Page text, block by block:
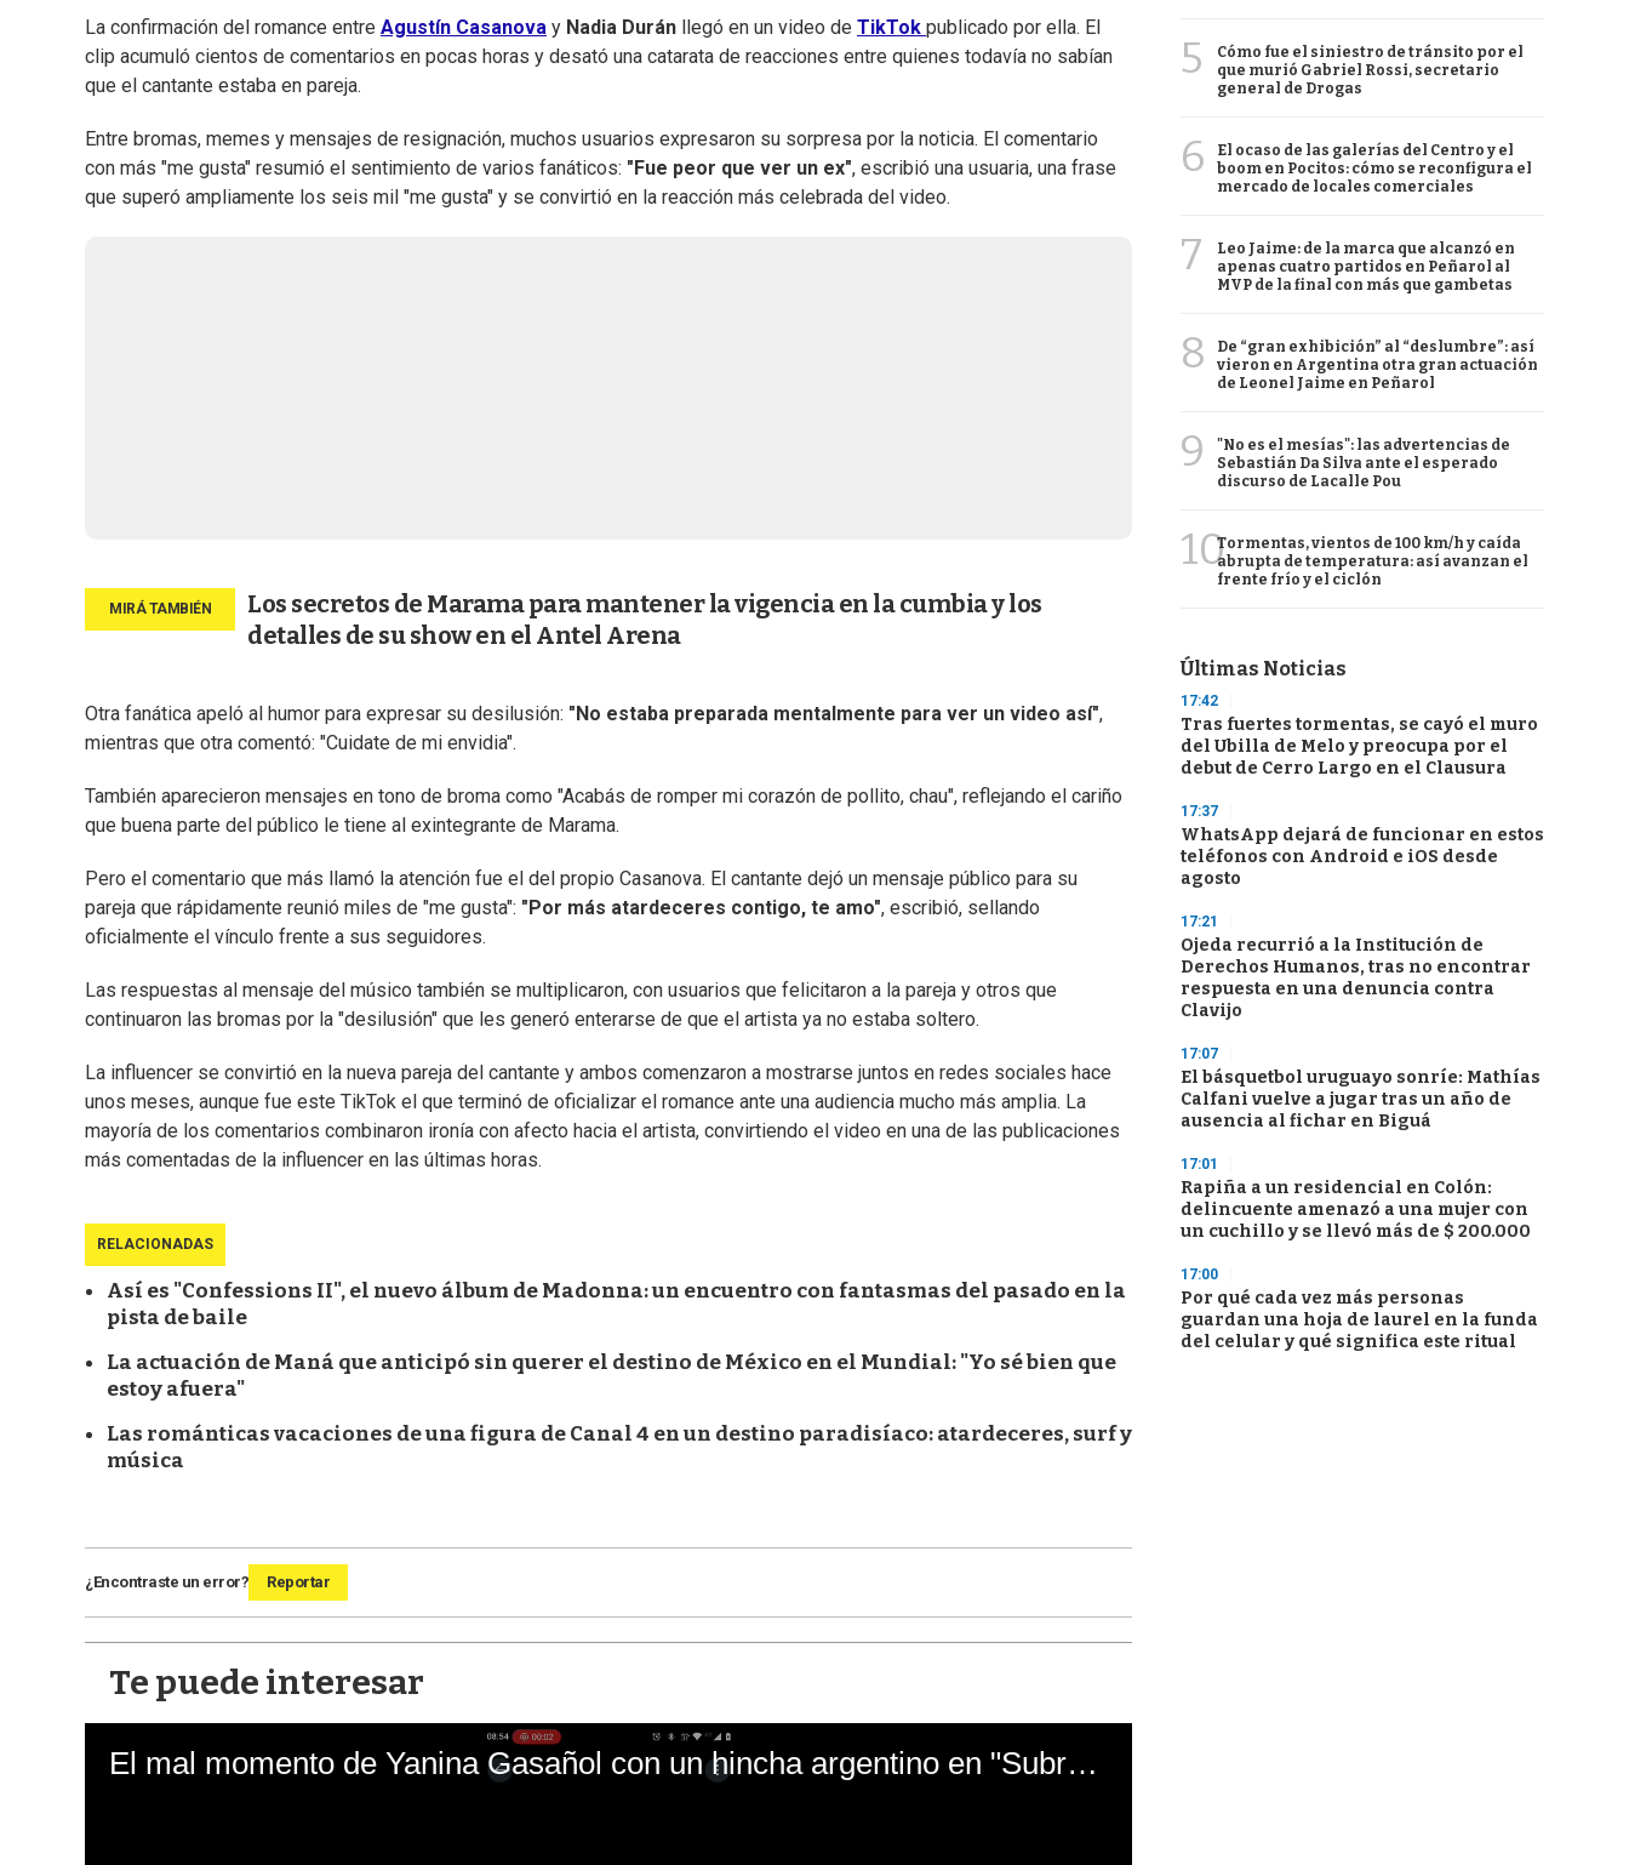
La confirmación del romance entre Agustín Casanova y Nadia Durán llegó en un video de TikTok publicado por ella. El
clip acumuló cientos de comentarios en pocas horas y desató una catarata de reacciones entre quienes todavía no sabían
que el cantante estaba en pareja.
Entre bromas, memes y mensajes de resignación, muchos usuarios expresaron su sorpresa por la noticia. El comentario
con más "me gusta" resumió el sentimiento de varios fanáticos: "Fue peor que ver un ex", escribió una usuaria, una frase
que superó ampliamente los seis mil "me gusta" y se convirtió en la reacción más celebrada del video.
Los secretos de Marama para mantener la vigencia en la cumbia y los
detalles de su show en el Antel Arena
Otra fanática apeló al humor para expresar su desilusión: "No estaba preparada mentalmente para ver un video así",
mientras que otra comentó: "Cuidate de mi envidia".
También aparecieron mensajes en tono de broma como "Acabás de romper mi corazón de pollito, chau", reflejando el cariño
que buena parte del público le tiene al exintegrante de Marama.
Pero el comentario que más llamó la atención fue el del propio Casanova. El cantante dejó un mensaje público para su
pareja que rápidamente reunió miles de "me gusta": "Por más atardeceres contigo, te amo", escribió, sellando
oficialmente el vínculo frente a sus seguidores.
Las respuestas al mensaje del músico también se multiplicaron, con usuarios que felicitaron a la pareja y otros que
continuaron las bromas por la "desilusión" que les generó enterarse de que el artista ya no estaba soltero.
La influencer se convirtió en la nueva pareja del cantante y ambos comenzaron a mostrarse juntos en redes sociales hace
unos meses, aunque fue este TikTok el que terminó de oficializar el romance ante una audiencia mucho más amplia. La
mayoría de los comentarios combinaron ironía con afecto hacia el artista, convirtiendo el video en una de las publicaciones
más comentadas de la influencer en las últimas horas.
RELACIONADAS
Así es "Confessions II", el nuevo álbum de Madonna: un encuentro con fantasmas del pasado en la
pista de baile
La actuación de Maná que anticipó sin querer el destino de México en el Mundial: "Yo sé bien que
estoy afuera"
Las románticas vacaciones de una figura de Canal 4 en un destino paradisíaco: atardeceres, surf y
música
¿Encontraste un error? Reportar
Te puede interesar
El mal momento de Yanina Gasañol con un hincha argentino en "Subrayado"
5
Cómo fue el siniestro de tránsito por el
que murió Gabriel Rossi, secretario
general de Drogas
6
El ocaso de las galerías del Centro y el
boom en Pocitos: cómo se reconfigura el
mercado de locales comerciales
7
Leo Jaime: de la marca que alcanzó en
apenas cuatro partidos en Peñarol al
MVP de la final con más que gambetas
8
De “gran exhibición” al “deslumbre”: así
vieron en Argentina otra gran actuación
de Leonel Jaime en Peñarol
9
"No es el mesías": las advertencias de
Sebastián Da Silva ante el esperado
discurso de Lacalle Pou
10Tormentas, vientos de 100 km/h y caída
abrupta de temperatura: así avanzan el
frente frío y el ciclón
Últimas Noticias
17:42
Tras fuertes tormentas, se cayó el muro
del Ubilla de Melo y preocupa por el
debut de Cerro Largo en el Clausura
17:37
WhatsApp dejará de funcionar en estos
teléfonos con Android e iOS desde
agosto
17:21
Ojeda recurrió a la Institución de
Derechos Humanos, tras no encontrar
respuesta en una denuncia contra
Clavijo
17:07
El básquetbol uruguayo sonríe: Mathías
Calfani vuelve a jugar tras un año de
ausencia al fichar en Biguá
17:01
Rapiña a un residencial en Colón:
delincuente amenazó a una mujer con
un cuchillo y se llevó más de $ 200.000
17:00
Por qué cada vez más personas
guardan una hoja de laurel en la funda
del celular y qué significa este ritual